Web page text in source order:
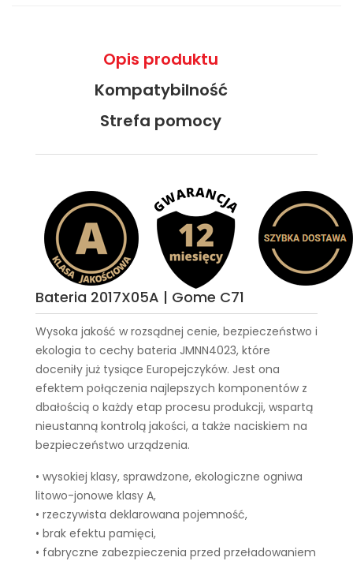
Opis produktu
Kompatybilność
Strefa pomocy
Bateria 2017X05A | Gome C71
Wysoka jakość w rozsądnej cenie, bezpieczeństwo i
ekologia to cechy bateria JMNN4023, które
doceniły już tysiące Europejczyków. Jest ona
efektem połączenia najlepszych komponentów z
dbałością o każdy etap procesu produkcji, wspartą
nieustanną kontrolą jakości, a także naciskiem na
bezpieczeństwo urządzenia.
• wysokiej klasy, sprawdzone, ekologiczne ogniwa
litowo-jonowe klasy A,
• rzeczywista deklarowana pojemność,
• brak efektu pamięci,
• fabryczne zabezpieczenia przed przeładowaniem